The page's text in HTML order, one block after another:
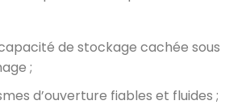
de stockage cachée sous
;
d’ouverture fiables et fluides ;